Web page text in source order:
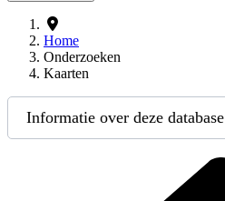
Home
Onderzoeken
Kaarten
Informatie over deze database